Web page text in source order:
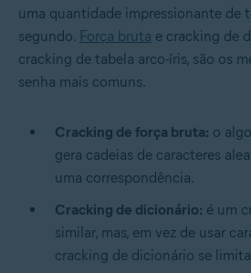
uma quantidade impressionante de
segundo. Força bruta e cracking de
cracking de tabela arco-íris, são os
senha mais comuns.
Cracking de força bruta: o
gera cadeias de caracteres
uma correspondência.
Cracking de dicionário: é um
similar, mas, em vez de usar
cracking de dicionário se